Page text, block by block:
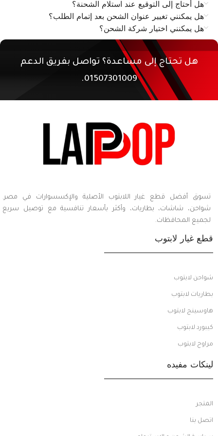
هل أحتاج إلى التوقيع عند استلام الشحنة؟
هل يمكنني تغيير عنوان الشحن بعد إتمام الطلب؟
هل يمكنني اختيار شركة الشحن؟
هل تحتاج إلى مساعدة؟ تواصل بفريق الدعم
01507301009.
تسوق أفضل قطع غيار اللابتوب الأصلية والإكسسوارات في مصر.
شواحن، شاشات، بطاريات، وأكثر بأسعار تنافسية مع توصيل سريع
لجميع المحافظات.
قطع غيار لابتوب
شواحن لابتوب
بطاريات لابتوب
هاوسينج لابتوب
كيبورد لابتوب
مراوح لابتوب
لينكات مفيده
المتجر
اتصل بنا